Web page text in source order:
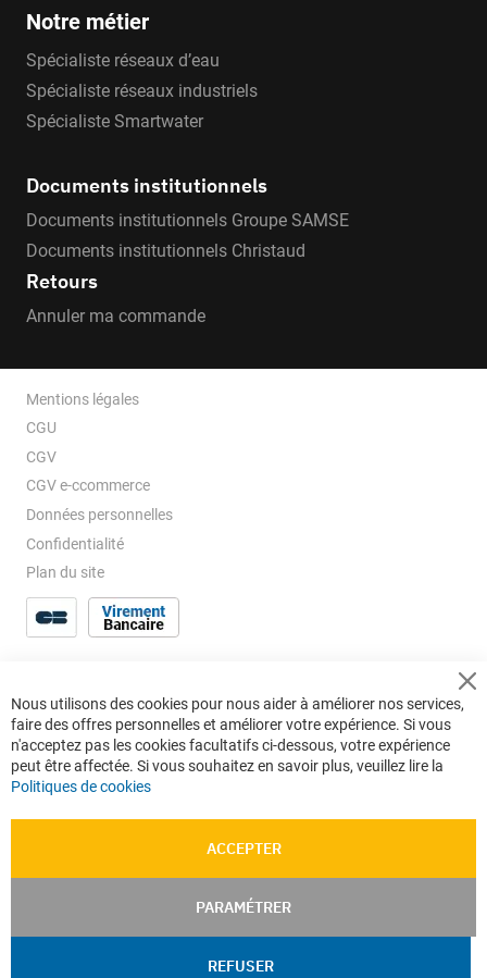
Notre métier
Spécialiste réseaux d’eau
Spécialiste réseaux industriels
Spécialiste Smartwater
Documents institutionnels
Documents institutionnels Groupe SAMSE
Documents institutionnels Christaud
Retours
Annuler ma commande
Mentions légales
CGU
CGV
CGV e-ccommerce
Données personnelles
Confidentialité
Plan du site
Nous utilisons des cookies pour nous aider à améliorer nos services,
faire des offres personnelles et améliorer votre expérience. Si vous
n'acceptez pas les cookies facultatifs ci-dessous, votre expérience
peut être affectée. Si vous souhaitez en savoir plus, veuillez lire la
Politiques de cookies
ACCEPTER
PARAMÉTRER
REFUSER